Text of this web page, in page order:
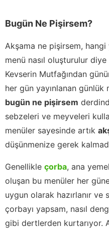
Bugün Ne Pişirsem?
Akşama ne pişirsem, hangi
menü nasıl oluşturulur
Kevserin Mutfağından
her gün yayınlanan
bugün ne pişirsem
sebzeleri ve meyveleri
menüler sayesinde artık
düşünmenize gerek
Genellikle çorba, ana
oluşan bu menüler her
uygun olarak hazırlanır ve
çorbayı yapsam, nasıl
gibi dertlerden kurtarıyor.